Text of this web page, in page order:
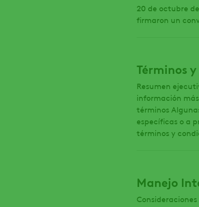
20 de octubre
firmaron un
Términos
Resumen
información
términos
específicas o a
términos y
Manejo